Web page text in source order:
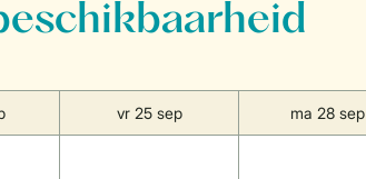
vr 25 sep ma 28 sep